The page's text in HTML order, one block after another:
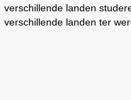
verschillende landen
verschillende landen ter